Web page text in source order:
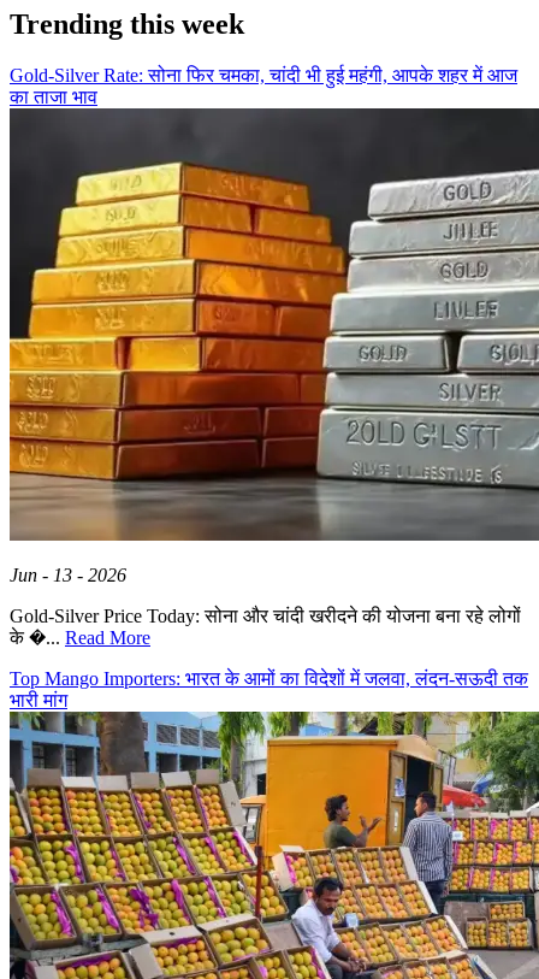
Trending this week
Gold-Silver Rate: सोना फिर चमका, चांदी भी हुई महंगी, आपके शहर में आज
का ताजा भाव
Jun - 13 - 2026
Gold-Silver Price Today: सोना और चांदी खरीदने की योजना बना रहे लोगों
के �... Read More
Top Mango Importers: भारत के आमों का विदेशों में जलवा, लंदन-सऊदी तक
भारी मांग